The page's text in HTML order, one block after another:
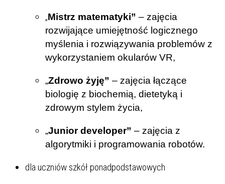
„Mistrz matematyki” – zajęcia
rozwijające umiejętność logicznego
myślenia i rozwiązywania problemów z
wykorzystaniem okularów VR,
„Zdrowo żyję” – zajęcia łączące
biologię z biochemią, dietetyką i
zdrowym stylem życia,
„Junior developer” – zajęcia z
algorytmiki i programowania robotów.
dla uczniów szkół ponadpodstawowych